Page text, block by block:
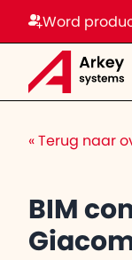
Word
« Terug naar
BIM